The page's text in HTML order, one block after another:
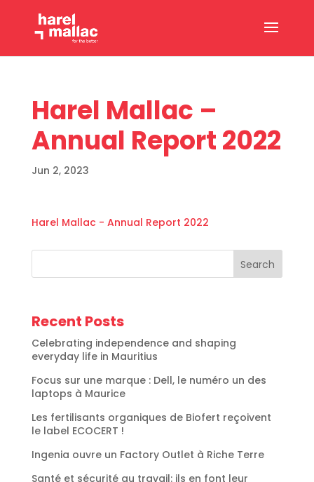
Harel Mallac –
Annual Report 2022
Jun 2, 2023
Harel Mallac - Annual Report 2022
Search
Recent Posts
Celebrating independence and shaping
everyday life in Mauritius
Focus sur une marque : Dell, le numéro un des
laptops à Maurice
Les fertilisants organiques de Biofert reçoivent
le label ECOCERT !
Ingenia ouvre un Factory Outlet à Riche Terre
Santé et sécurité au travail: ils en font leur